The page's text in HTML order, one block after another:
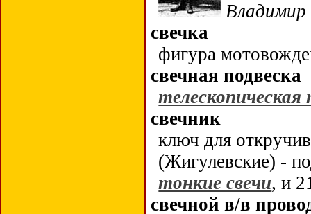
Владимир
свечка
фигура
свечная подвеска
телескопическая
свечник
ключ для
(Жигулевские) -
тонкие свечи, и
свечной в/в